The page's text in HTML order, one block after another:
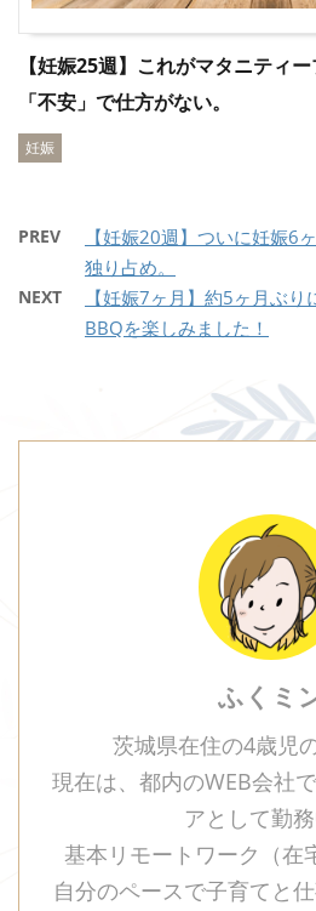
【妊娠25週】これがマタニティ
「不安」で仕方がない。
妊娠
PREV
【妊娠20週】ついに妊娠6
独り占め。
NEXT
【妊娠7ヶ月】約5ヶ月ぶ
BBQを楽しみました！
ふくミ
茨城県在住の4歳児
現在は、都内のWEB会社
アとして勤務
基本リモートワーク（在
自分のペースで子育てと